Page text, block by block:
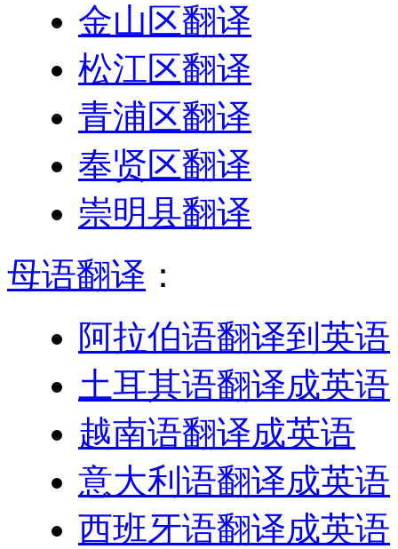
金山区翻译
松江区翻译
青浦区翻译
奉贤区翻译
崇明县翻译
母语翻译 ：
阿拉伯语翻译到英语
土耳其语翻译成英语
越南语翻译成英语
意大利语翻译成英语
西班牙语翻译成英语